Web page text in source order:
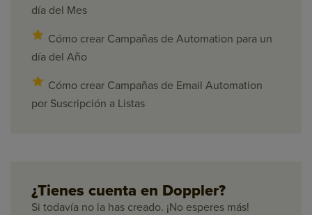
día del Mes
Cómo crear Campañas de Automation para un
día del Año
Cómo crear Campañas de Email Automation
por Suscripción a Listas
¿Tienes cuenta en Doppler?
Si todavía no la has creado. ¡No esperes más!